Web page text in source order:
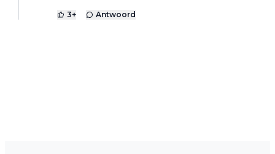
3+ Antwoord